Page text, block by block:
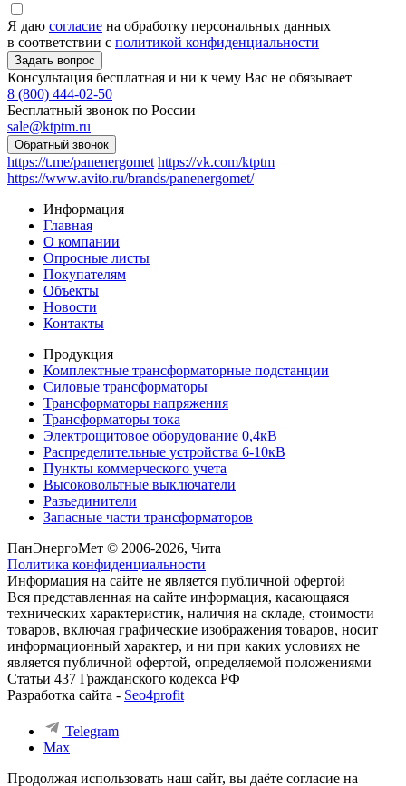
Я даю согласие на обработку персональных данных
в соответствии с политикой конфиденциальности
Консультация бесплатная и ни к чему Вас не обязывает
8 (800) 444-02-50
Бесплатный звонок по России
sale@ktptm.ru
https://t.me/panenergomet https://vk.com/ktptm
https://www.avito.ru/brands/panenergomet/
Информация
Главная
О компании
Опросные листы
Покупателям
Объекты
Новости
Контакты
Продукция
Комплектные трансформаторные подстанции
Силовые трансформаторы
Трансформаторы напряжения
Трансформаторы тока
Электрощитовое оборудование 0,4кВ
Распределительные устройства 6-10кВ
Пункты коммерческого учета
Высоковольтные выключатели
Разъединители
Запасные части трансформаторов
ПанЭнергоМет © 2006-2026, Чита
Политика конфиденциальности
Информация на сайте не является публичной офертой
Вся представленная на сайте информация, касающаяся
технических характеристик, наличия на складе, стоимости
товаров, включая графические изображения товаров, носит
информационный характер, и ни при каких условиях не
является публичной офертой, определяемой положениями
Статьи 437 Гражданского кодекса РФ
Разработка сайта - Seo4profit
Telegram
Max
Продолжая использовать наш сайт, вы даёте согласие на